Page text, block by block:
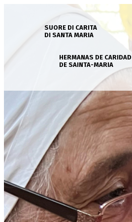
SUORE DI CARITA
DI SANTA MARIA
HERMANAS DE CARIDAD
DE SAINTA-MARIA